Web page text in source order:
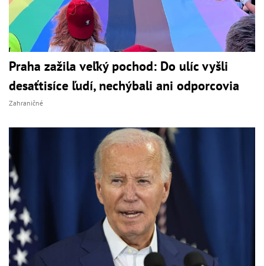
Praha zažila veľký pochod: Do ulíc vyšli
desaťtisíce ľudí, nechýbali ani odporcovia
Zahraničné